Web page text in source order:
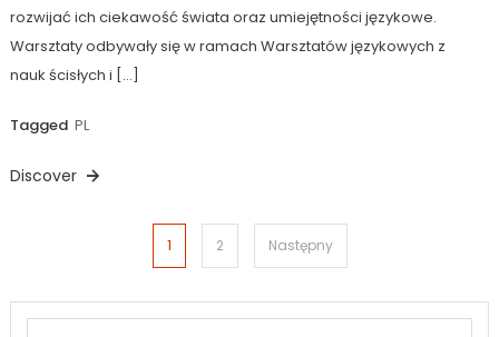
rozwijać ich ciekawość świata oraz umiejętności językowe.
Warsztaty odbywały się w ramach Warsztatów językowych z
nauk ścisłych i […]
Tagged PL
Discover
Stronicowanie
wpisów
1 2 Następny